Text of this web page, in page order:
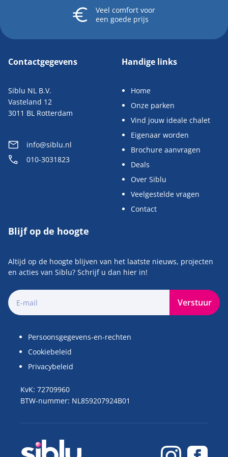
Veel comfort voor
een goede prijs
Contactgegevens
Siblu NL B.V.
Vasteland 12
3011 BL Rotterdam
info@siblu.nl
010-3031823
Handige links
Home
Onze parken
Vind jouw ideale chalet
Eigenaar worden
Brochure aanvragen
Deals
Over Siblu
Veelgestelde vragen
Contact
Blijf op de hoogte
Altijd op de hoogte blijven van het laatste nieuws, projecten
en acties van Siblu? Schrijf u dan hier in!
Verstuur
KvK: 72709960
BTW-nummer: NL859207924B01
Persoonsgegevens-en-rechten
Cookiebeleid
Privacybeleid